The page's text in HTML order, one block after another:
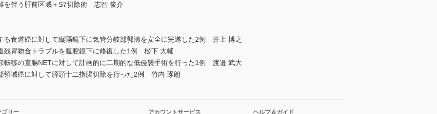
を伴う肝前区域＋S7切除術 志智 俊介
る食道癌に対して縦隔鏡下に気管分岐部郭清を安全に完遂した2例 井上 博之
残胃吻合トラブルを腹腔鏡下に修復した1例 松下 大輔
転移の直腸NETに対して計画的に二期的な低侵襲手術を行った1例 渡邉 武大
領域癌に対して膵頭十二指腸切除を行った2例 竹内 琢朗
ゴリー アカウントサービス ヘルプ＆ガイド